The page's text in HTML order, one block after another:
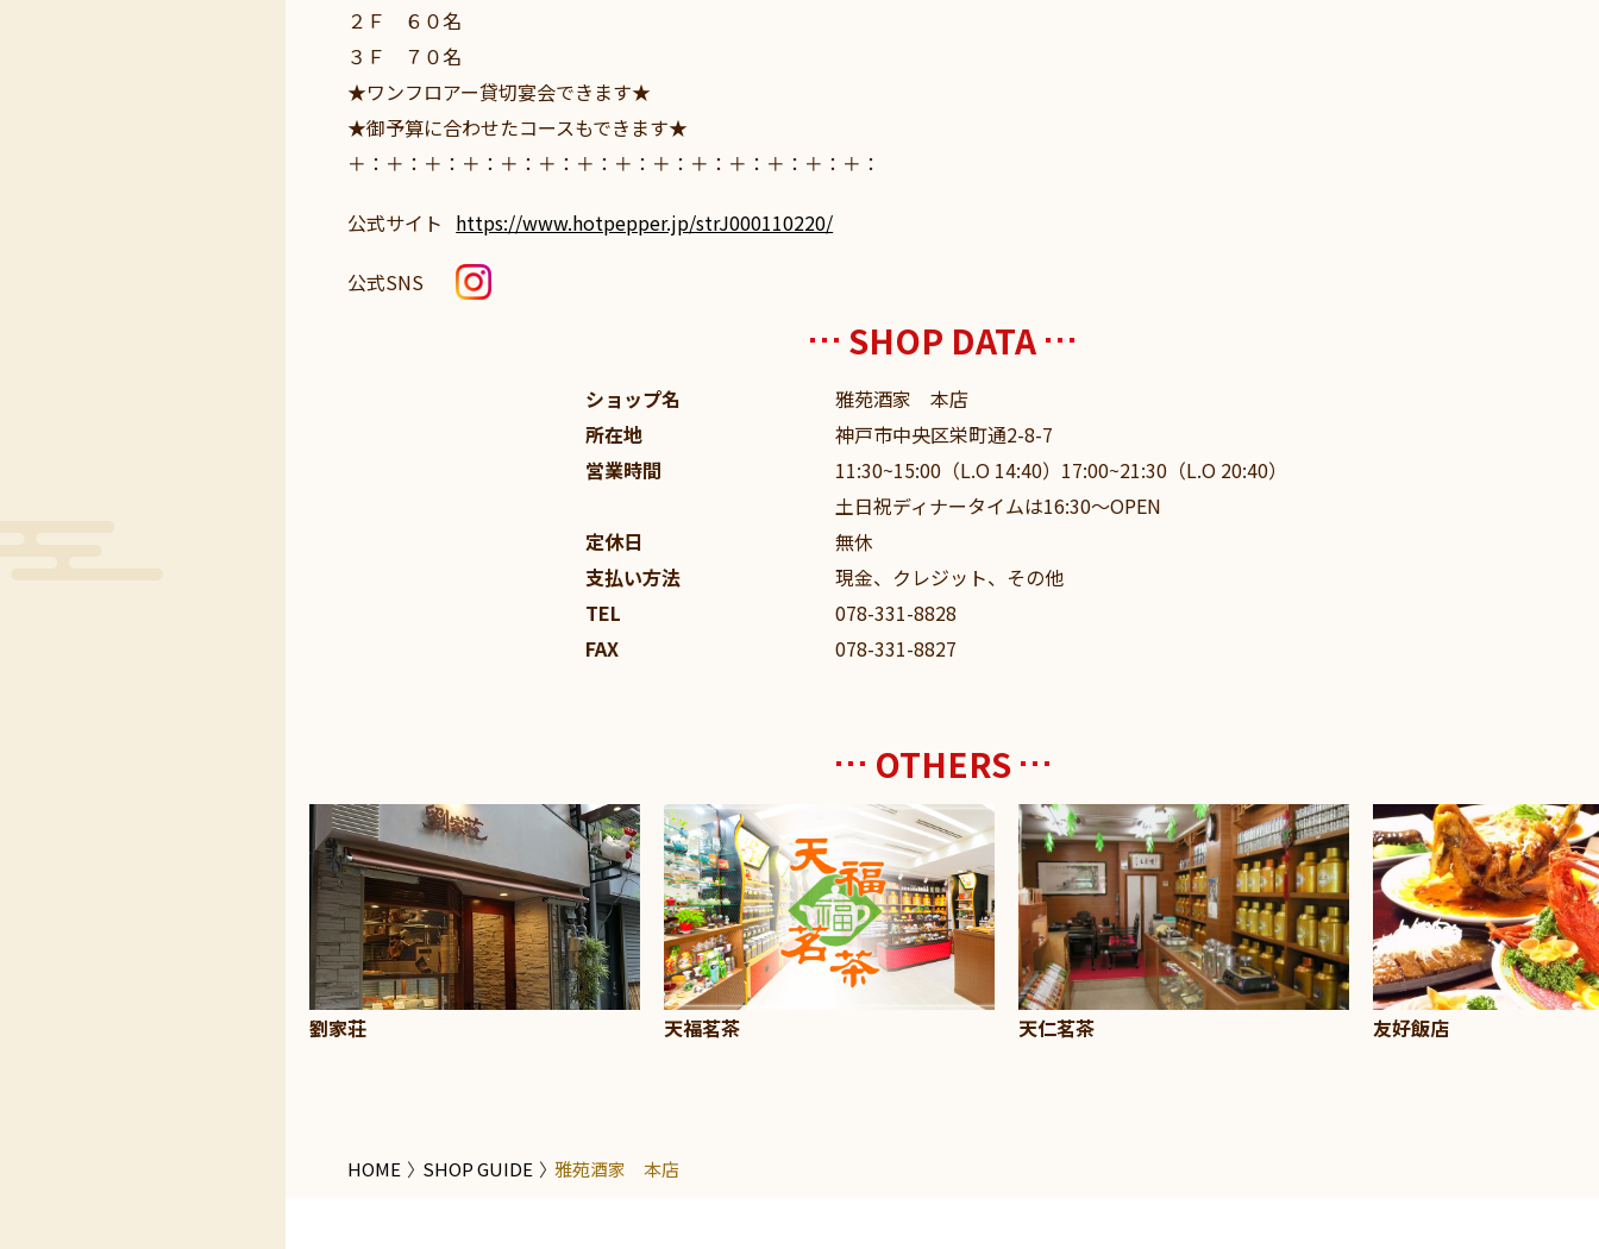
２Ｆ ６０名
３Ｆ ７０名
★ワンフロアー貸切宴会できます★
★御予算に合わせたコースもできます★
＋：＋：＋：＋：＋：＋：＋：＋：＋：＋：＋：＋：＋：＋：
公式サイト https://www.hotpepper.jp/strJ000110220/
公式SNS
SHOP DATA
ショップ名
雅苑酒家 本店
所在地
神戸市中央区栄町通2-8-7
営業時間
11:30~15:00（L.O 14:40）17:00~21:30（L.O 20:40）
土日祝ディナータイムは16:30〜OPEN
定休日
無休
支払い方法
現金、クレジット、その他
TEL
078-331-8828
FAX
078-331-8827
OTHERS
劉家荘 天福茗茶 天仁茗茶 友好飯店
HOME SHOP GUIDE 雅苑酒家 本店